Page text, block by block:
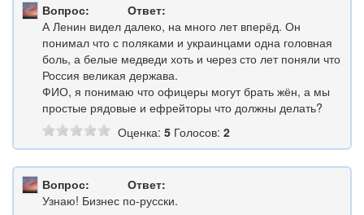
Вопрос:
Ответ:
А Ленин видел далеко, на много лет вперёд. Он
понимал что с поляками и украинцами одна головная
боль, а белые медведи хоть и через сто лет поняли что
Россия великая держава.
ФИО, я понимаю что офицеры могут брать жён, а мы
простые рядовые и ефрейторы что должны делать?
Оценка: 5 Голосов: 2
Вопрос:
Ответ:
Узнаю! Бизнес по-русски.